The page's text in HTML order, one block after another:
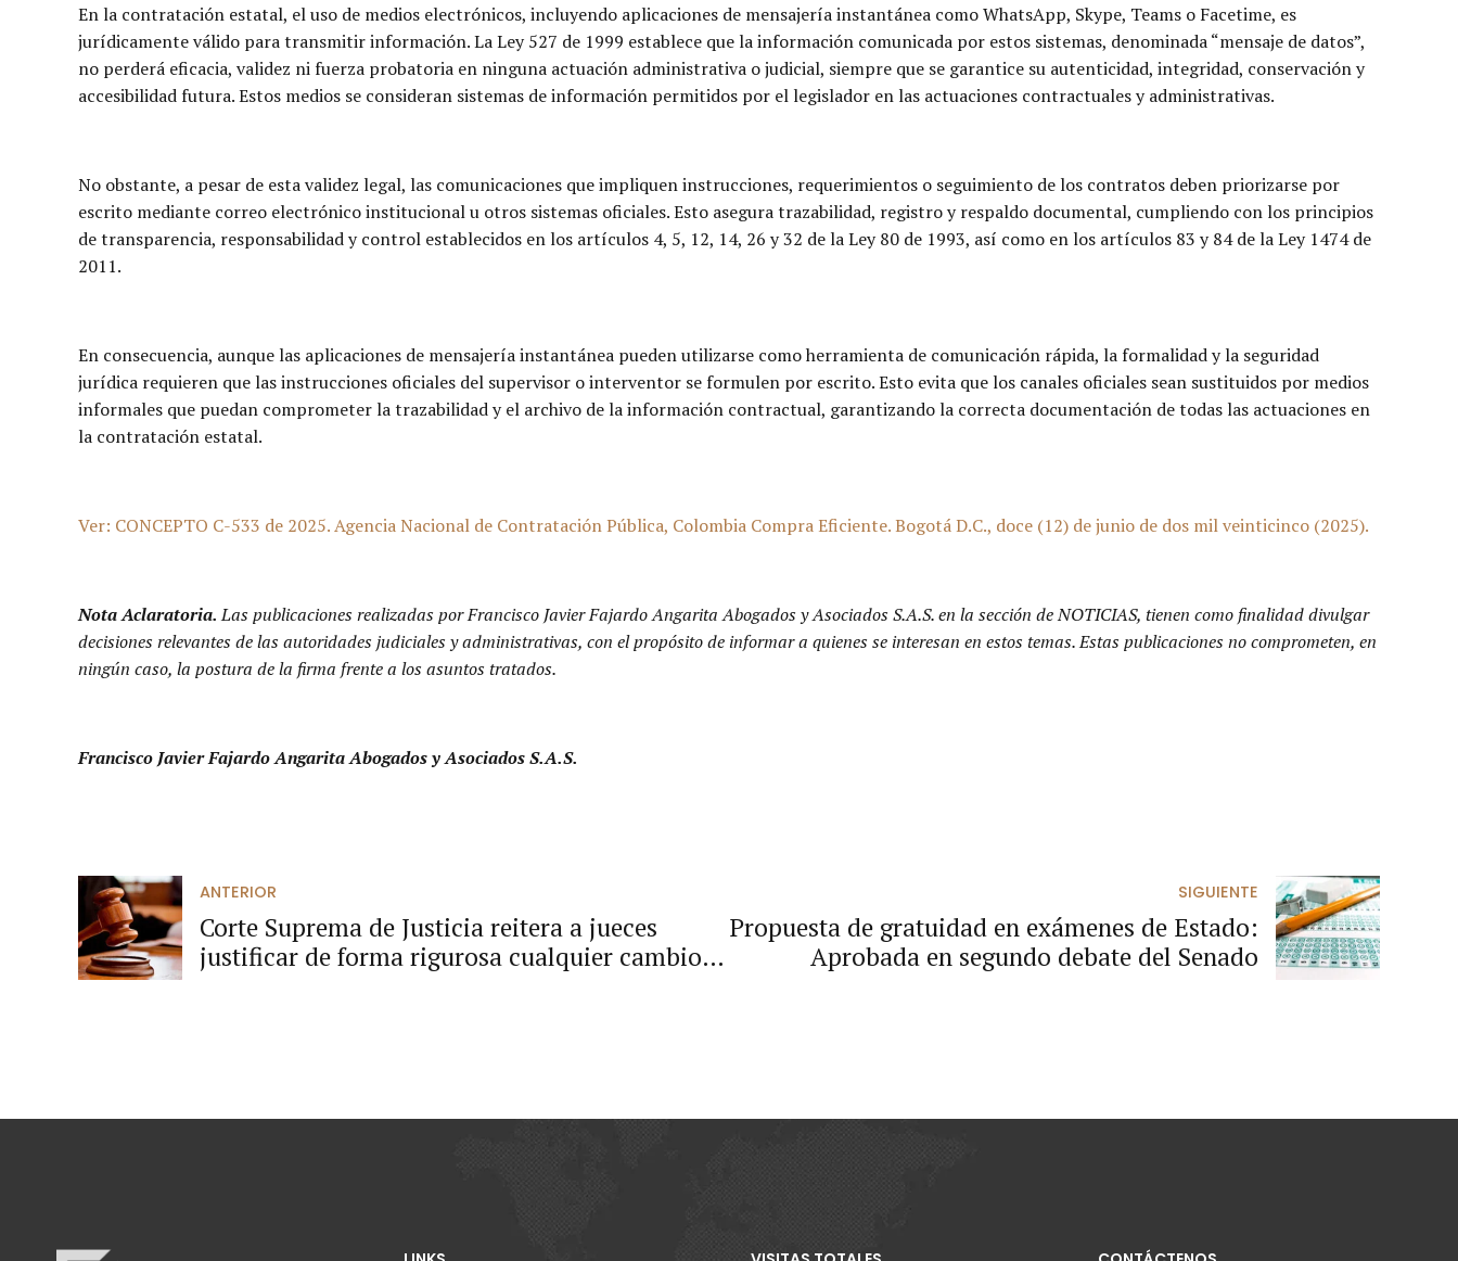
En la contratación estatal, el uso de medios electrónicos, incluyendo aplicaciones de mensajería instantánea como WhatsApp, Skype, Teams o Facetime, es
jurídicamente válido para transmitir información. La Ley 527 de 1999 establece que la información comunicada por estos sistemas, denominada “mensaje de datos”,
no perderá eficacia, validez ni fuerza probatoria en ninguna actuación administrativa o judicial, siempre que se garantice su autenticidad, integridad, conservación y
accesibilidad futura. Estos medios se consideran sistemas de información permitidos por el legislador en las actuaciones contractuales y administrativas.
No obstante, a pesar de esta validez legal, las comunicaciones que impliquen instrucciones, requerimientos o seguimiento de los contratos deben priorizarse por
escrito mediante correo electrónico institucional u otros sistemas oficiales. Esto asegura trazabilidad, registro y respaldo documental, cumpliendo con los principios
de transparencia, responsabilidad y control establecidos en los artículos 4, 5, 12, 14, 26 y 32 de la Ley 80 de 1993, así como en los artículos 83 y 84 de la Ley 1474 de
2011.
En consecuencia, aunque las aplicaciones de mensajería instantánea pueden utilizarse como herramienta de comunicación rápida, la formalidad y la seguridad
jurídica requieren que las instrucciones oficiales del supervisor o interventor se formulen por escrito. Esto evita que los canales oficiales sean sustituidos por medios
informales que puedan comprometer la trazabilidad y el archivo de la información contractual, garantizando la correcta documentación de todas las actuaciones en
la contratación estatal.
Ver: CONCEPTO C-533 de 2025. Agencia Nacional de Contratación Pública, Colombia Compra Eficiente. Bogotá D.C., doce (12) de junio de dos mil veinticinco (2025).
Nota Aclaratoria.Las publicaciones realizadas por Francisco Javier Fajardo Angarita Abogados y Asociados S.A.S. en la sección de NOTICIAS, tienen como finalidad divulgar
decisiones relevantes de las autoridades judiciales y administrativas, con el propósito de informar a quienes se interesan en estos temas. Estas publicaciones no comprometen, en
ningún caso, la postura de la firma frente a los asuntos tratados.
Francisco Javier Fajardo Angarita Abogados y Asociados S.A.S.
ANTERIOR
Corte Suprema de Justicia reitera a jueces
justificar de forma rigurosa cualquier cambio
SIGUIENTE
Propuesta de gratuidad en exámenes de Estado:
Aprobada en segundo debate del Senado